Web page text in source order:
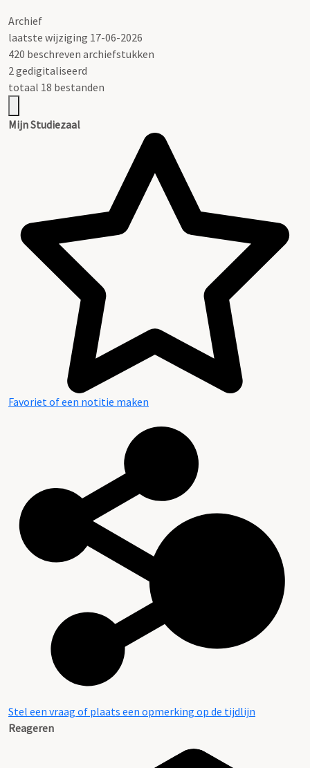
Archief
laatste wijziging 17-06-2026
420 beschreven archiefstukken
2 gedigitaliseerd
totaal 18 bestanden
Mijn Studiezaal
Favoriet of een notitie maken
Stel een vraag of plaats een opmerking op de tijdlijn
Reageren